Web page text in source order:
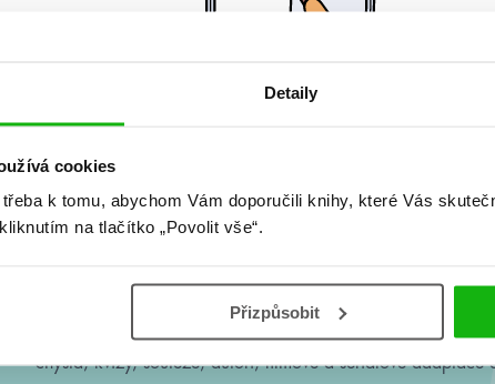
Detaily
cookies
k tomu, abychom Vám doporučili knihy, které Vás
na tlačítko „Povolit vše“.
Přizpůsobit
#HumbookNews
Vše kolem #youngadult každý měsíc rovnou do mailu! Nové
chystá, kvízy, soutěže, autoři, filmové a seriálové adaptace